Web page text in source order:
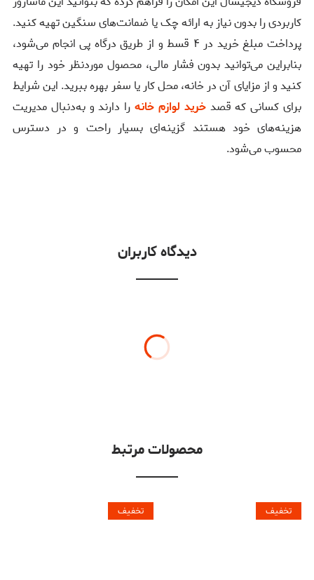
کاربردی را بدون نیاز به ارائه چک یا ضمانت‌های سنگین تهیه کنید.
پرداخت مبلغ خرید در ۴ قسط و از طریق درگاه پی انجام می‌شود،
بنابراین می‌توانید بدون فشار مالی، محصول موردنظر خود را تهیه
کنید و از مزایای آن در خانه، محل کار یا سفر بهره ببرید. این شرایط
برای کسانی که قصد خرید لوازم خانه را دارند و به‌دنبال مدیریت
هزینه‌های خود هستند گزینه‌ای بسیار راحت و در دسترس
محسوب می‌شود.
دیدگاه کاربران
محصولات مرتبط
تخفیف تخفیف